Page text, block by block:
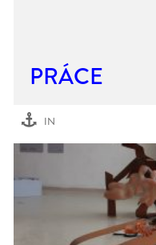
PRÁCE
IN